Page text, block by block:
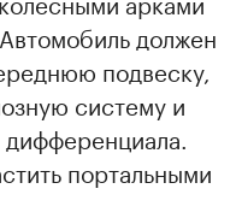
должен
подвеску,
систему и
портальными